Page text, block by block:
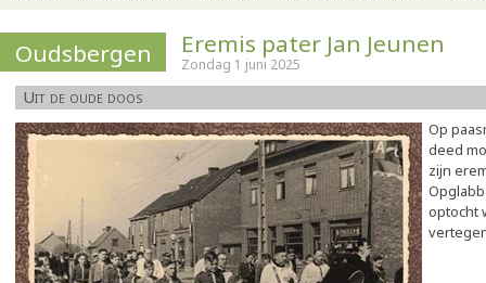
Oudsbergen Eremis pater Jan Jeunen
Zondag 1 juni 2025
Uit de oude doos
Op
deed
zijn
optocht